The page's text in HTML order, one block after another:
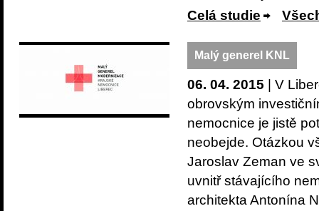
Celá studie
Malý generel KNL
06. 04. 2015 | V
obrovským
nemocnice je jistě
neobejde. Otázkou
Jaroslav Zeman ve
uvnitř stávajícího
architekta Antonína